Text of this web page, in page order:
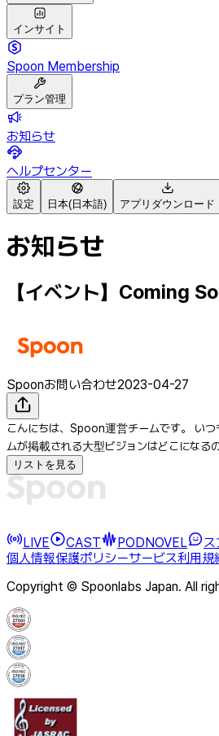
インサイト
Spoon Membership
プラン管理
お知らせ
ヘルプセンター
設定 日本(日本語) アプリダウンロード
お知らせ
【イベント】Coming
Spoonお問い合わせ2023-04-27
こんにちは、Spoon運営チームです。 い
ムが掲載される大型ビジョンはどこにな
リストを見る
LIVE CAST PODNOVEL
ス
個人情報保護ポリシーサービス利用規
Copyright © Spoonlabs Japan. All